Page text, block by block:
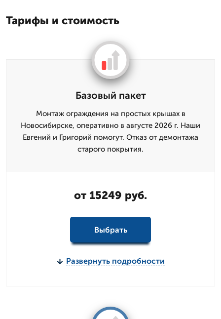
Тарифы и стоимость
Базовый пакет
Монтаж ограждения на простых крышах в
Новосибирске, оперативно в августе 2026 г. Наши
Евгений и Григорий помогут. Отказ от демонтажа
старого покрытия.
от 15249 руб.
Выбрать
Развернуть подробности